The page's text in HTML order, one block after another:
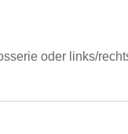
oder links/